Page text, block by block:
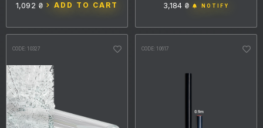
1,092 ₴ ADD TO CART 3,184 ₴ NOTIFY
CODE: 10327 CODE: 10617